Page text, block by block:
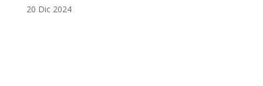
20 Dic 2024